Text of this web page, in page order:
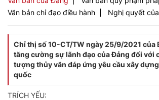
Văn bản chỉ đạo điều hành
Nghị quyết
Chỉ thị số 10-CT/TW ngày 25/9/2021 của
tăng cường sự lãnh đạo của Đảng đối với
tượng thủy văn đáp ứng yêu cầu xây dựng
quốc
TRÍCH YẾU: